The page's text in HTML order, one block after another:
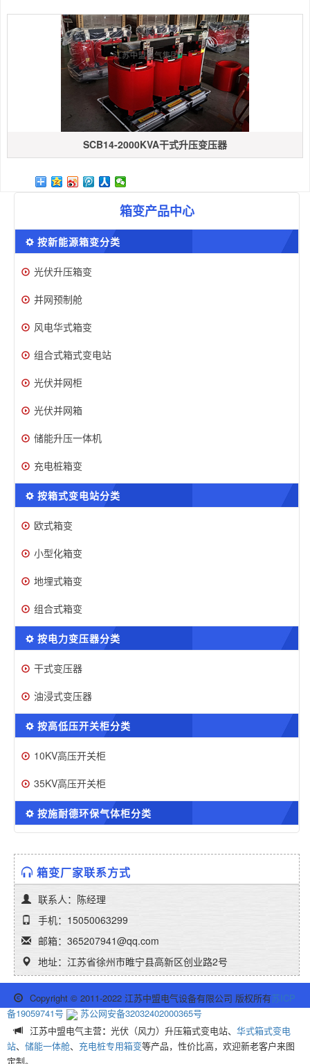
SCB14-2000KVA干式升压变压器
箱变产品中心
按新能源箱变分类
光伏升压箱变
并网预制舱
风电华式箱变
组合式箱式变电站
光伏并网柜
光伏并网箱
储能升压一体机
充电桩箱变
按箱式变电站分类
欧式箱变
小型化箱变
地埋式箱变
组合式箱变
按电力变压器分类
干式变压器
油浸式变压器
按高低压开关柜分类
10KV高压开关柜
35KV高压开关柜
按施耐德环保气体柜分类
箱变厂家联系方式
联系人：陈经理
手机：15050063299
邮箱：365207941@qq.com
地址：江苏省徐州市睢宁县高新区创业路2号
Copyright © 2011-2022 江苏中盟电气设备有限公司 版权所有苏ICP
备19059741号
苏公网安备32032402000365号
江苏中盟电气主营： 光伏（风力）升压箱式变电站、 华式箱式变电
站、 储能一体舱、 充电桩专用箱变等产品，性价比高，欢迎新老客户来图
定制。